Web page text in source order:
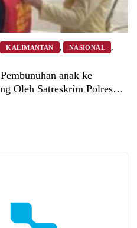
KALIMANTAN , NASIONAL ,
anak ke
Oleh Satreskrim Polres